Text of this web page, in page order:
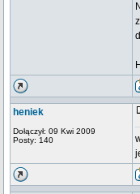
heniek
Dołączył: 09 Kwi 2009
Posty: 140